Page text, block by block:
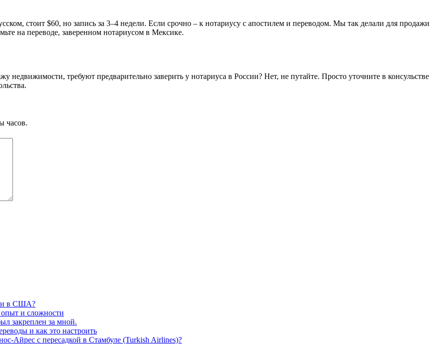
стоит $60, но запись за 3–4 недели. Если срочно – к нотариусу с апостилем и переводом. Мы так делали для продажи
на переводе, заверенном нотариусом в Мексике.
недвижимости, требуют предварительно заверить у нотариуса в России? Нет, не путайте. Просто уточните в консульстве
часов.
в США?
и сложности
закреплен за мной.
и как это настроить
Айрес с пересадкой в Стамбуле (Turkish Airlines)?